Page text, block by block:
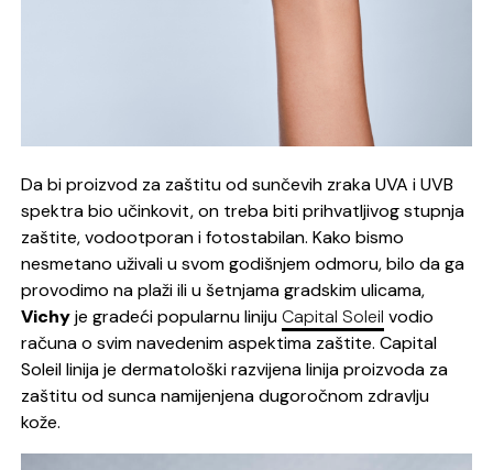
Da bi proizvod za zaštitu od sunčevih zraka UVA i UVB
spektra bio učinkovit, on treba biti prihvatljivog stupnja
zaštite, vodootporan i fotostabilan. Kako bismo
nesmetano uživali u svom godišnjem odmoru, bilo da ga
provodimo na plaži ili u šetnjama gradskim ulicama,
Vichyje gradeći popularnu linijuCapital Soleil vodio
računa o svim navedenim aspektima zaštite. Capital
Soleil linija je dermatološki razvijena linija proizvoda za
zaštitu od sunca namijenjena dugoročnom zdravlju
kože.